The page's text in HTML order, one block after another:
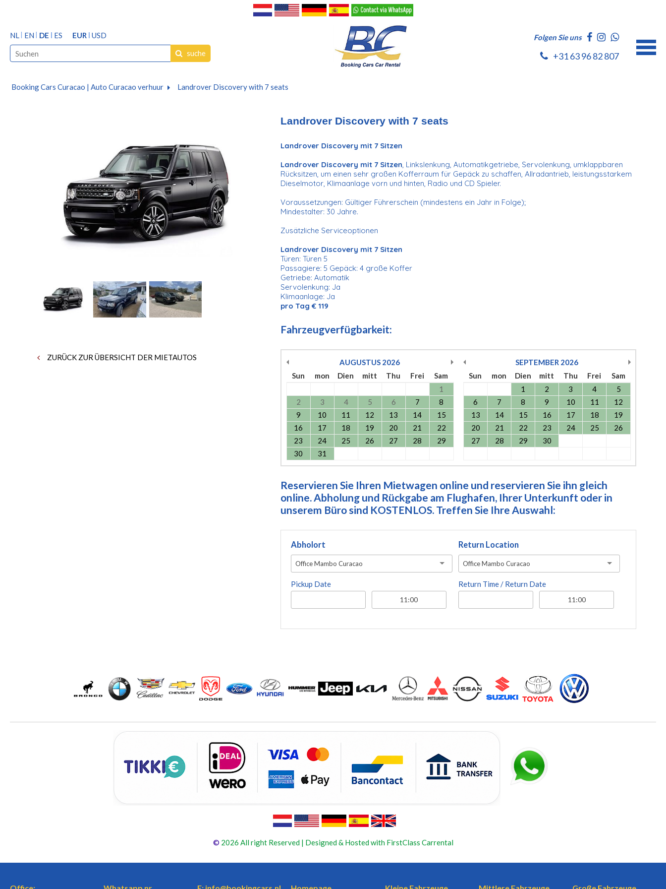
NL EN DE ES EUR USD
suche
Folgen Sie uns
+31 63 96 82 807
Booking Cars Curacao | Auto Curacao verhuur Landrover Discovery with 7 seats
ZURÜCK ZUR ÜBERSICHT DER MIETAUTOS
Landrover Discovery with 7 seats
Landrover Discovery mit 7 Sitzen
Landrover Discovery mit 7 Sitzen, Linkslenkung, Automatikgetriebe, Servolenkung, umklappbaren
Rücksitzen, um einen sehr großen Kofferraum für Gepäck zu schaffen, Allradantrieb, leistungsstarkem
Dieselmotor, Klimaanlage vorn und hinten, Radio und CD Spieler.
Voraussetzungen: Gültiger Führerschein (mindestens ein Jahr in Folge);
Mindestalter: 30 Jahre.
Zusätzliche Serviceoptionen
Landrover Discovery mit 7 Sitzen
Türen: Türen 5
Passagiere: 5 Gepäck: 4 große Koffer
Getriebe: Automatik
Servolenkung: Ja
Klimaanlage: Ja
pro Tag € 119
Fahrzeugverfügbarkeit:
AUGUSTUS 2026
Sun
mon Dien mitt Thu Frei
Sam
1
2
3 4 5 6 7
8
9
10 11 12 13 14
15
16
17 18 19 20 21
22
23
24 25 26 27 28
29
30
31
SEPTEMBER 2026
Sun
mon Dien mitt Thu Frei
Sam
1
2 3 4
5
6
7 8 9 10 11
12
13
14 15 16 17 18
19
20
21 22 23 24 25
26
27
28 29 30
Reservieren Sie Ihren Mietwagen online und reservieren Sie ihn gleich
online. Abholung und Rückgabe am Flughafen, Ihrer Unterkunft oder in
unserem Büro sind KOSTENLOS. Treffen Sie Ihre Auswahl:
Abholort
Office Mambo Curacao
Pickup Date
Return Location
Office Mambo Curacao
Return Time / Return Date
© 2026 All right Reserved | Designed & Hosted with FirstClass Carrental